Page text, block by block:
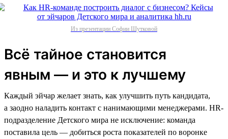
Из презентации Софии Шутковой
Всё тайное становится
явным — и это к лучшему
Каждый эйчар желает знать, как улучшить путь кандидата,
а заодно наладить контакт с нанимающими менеджерами. HR-
подразделение Детского мира не исключение: команда
поставила цель — добиться роста показателей по воронке